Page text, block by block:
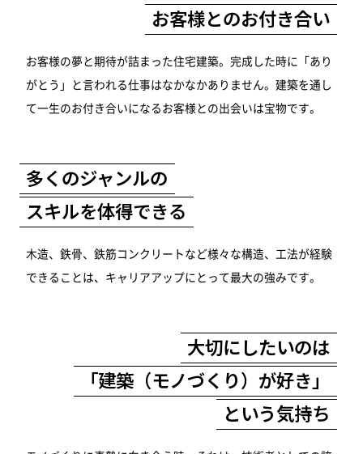
お客様とのお付き合い
お客様の夢と期待が詰まった住宅建築。完成した時に「あり
がとう」と言われる仕事はなかなかありません。建築を通し
て一生のお付き合いになるお客様との出会いは宝物です。
多くのジャンルの
スキルを体得できる
木造、鉄骨、鉄筋コンクリートなど様々な構造、工法が経験
できることは、キャリアアップにとって最大の強みです。
大切にしたいのは
「建築（モノづくり）が好き」
という気持ち